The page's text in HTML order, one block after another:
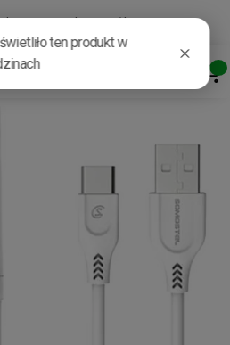
od 400 zł*